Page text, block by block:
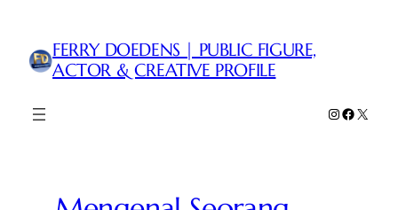
konten
FERRY DOEDENS | PUBLIC FIGURE,
ACTOR & CREATIVE PROFILE
Instagram
Facebook
X